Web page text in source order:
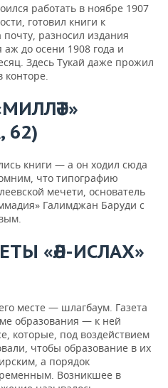
работать в ноябре 1907
готовил книги к
разносил издания
до осени 1908 года и
Здесь Тукай даже прожил
62)
книги — а он ходил сюда
что типографию
мечети, основатель
Галимджан Баруди с
«ӘЛ-ИСЛАХ»
месте — шлагбаум. Газета
образования — к ней
которые, под воздействием
чтобы образование в их
а порядок
Возникшее в